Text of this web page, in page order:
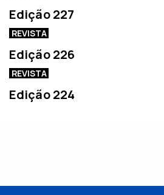
Edição 227
REVISTA
Edição 226
REVISTA
Edição 224